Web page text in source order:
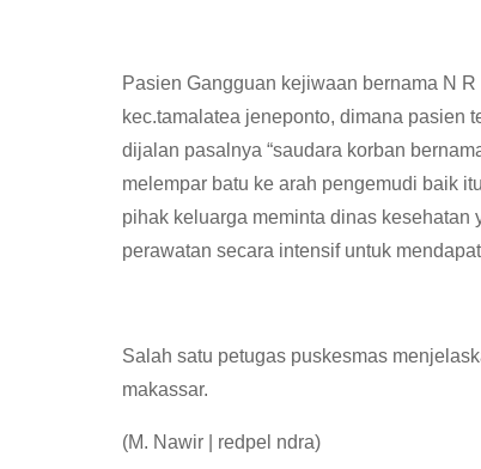
Pasien Gangguan kejiwaan bernama N
kec.tamalatea jeneponto, dimana pasien
dijalan pasalnya “saudara korban
melempar batu ke arah pengemudi baik
pihak keluarga meminta dinas
perawatan secara intensif untuk
Salah satu petugas puskesmas
makassar.
(M. Nawir | redpel ndra)